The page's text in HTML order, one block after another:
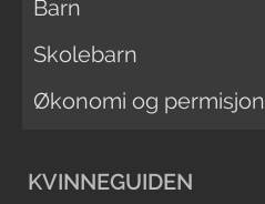
Barn
Skolebarn
Økonomi og permisjon
KVINNEGUIDEN